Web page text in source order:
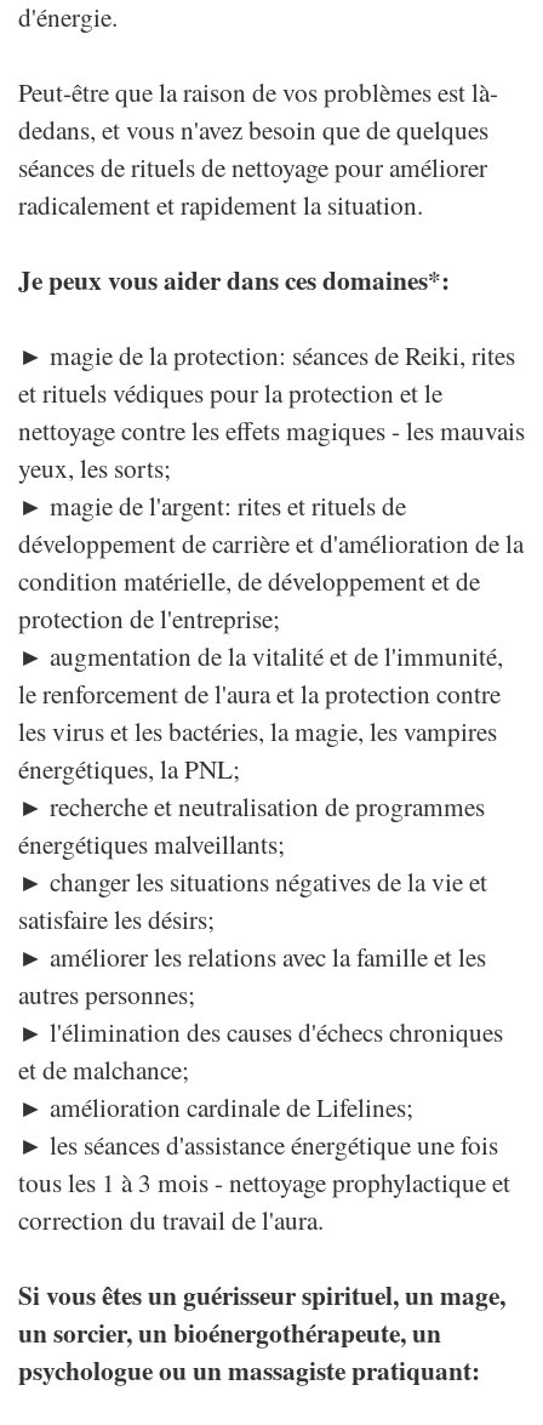
d'énergie.
Peut-être que la raison de vos problèmes est là-
dedans, et vous n'avez besoin que de quelques
séances de rituels de nettoyage pour améliorer
radicalement et rapidement la situation.
Je peux vous aider dans ces domaines*:
► magie de la protection: séances de Reiki, rites
et rituels védiques pour la protection et le
nettoyage contre les effets magiques - les mauvais
yeux, les sorts;
► magie de l'argent: rites et rituels de
développement de carrière et d'amélioration de la
condition matérielle, de développement et de
protection de l'entreprise;
► augmentation de la vitalité et de l'immunité,
le renforcement de l'aura et la protection contre
les virus et les bactéries, la magie, les vampires
énergétiques, la PNL;
► recherche et neutralisation de programmes
énergétiques malveillants;
► changer les situations négatives de la vie et
satisfaire les désirs;
► améliorer les relations avec la famille et les
autres personnes;
► l'élimination des causes d'échecs chroniques
et de malchance;
► amélioration cardinale de Lifelines;
► les séances d'assistance énergétique une fois
tous les 1 à 3 mois - nettoyage prophylactique et
correction du travail de l'aura.
Si vous êtes un guérisseur spirituel, un mage,
un sorcier, un bioénergothérapeute, un
psychologue ou un massagiste pratiquant: